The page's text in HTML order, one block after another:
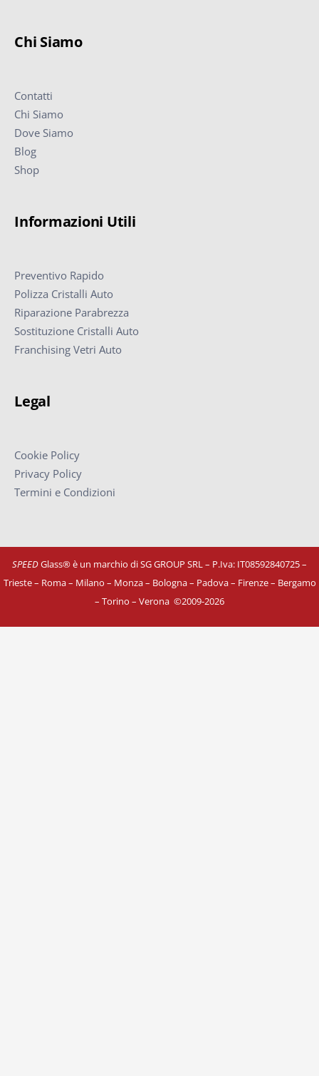
Chi Siamo
Contatti
Chi Siamo
Dove Siamo
Blog
Shop
Informazioni Utili
Preventivo Rapido
Polizza Cristalli Auto
Riparazione Parabrezza
Sostituzione Cristalli Auto
Franchising Vetri Auto
Legal
Cookie Policy
Privacy Policy
Termini e Condizioni
SPEEDGlass® è un marchio di SG GROUP SRL – P.Iva: IT08592840725–
Trieste – Roma – Milano – Monza – Bologna – Padova – Firenze – Bergamo
– Torino – Verona ©2009-2026